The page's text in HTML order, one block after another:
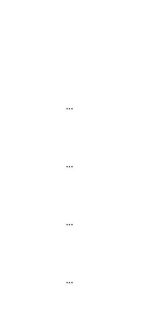
...
...
...
...